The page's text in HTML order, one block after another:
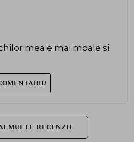
mea e mai moale si
MULTE RECENZII